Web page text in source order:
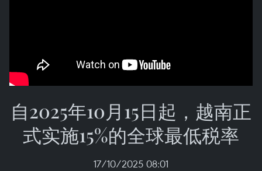
自2025年10月15日起，越南正
式实施15%的全球最低税率
17/10/2025 08:01